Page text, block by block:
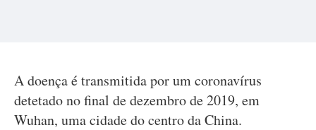
A doença é transmitida por um coronavírus
detetado no final de dezembro de 2019, em
Wuhan, uma cidade do centro da China.